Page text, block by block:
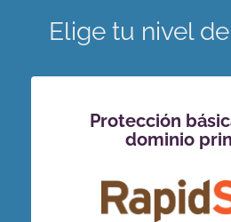
Elige tu nivel
Protección
dominio